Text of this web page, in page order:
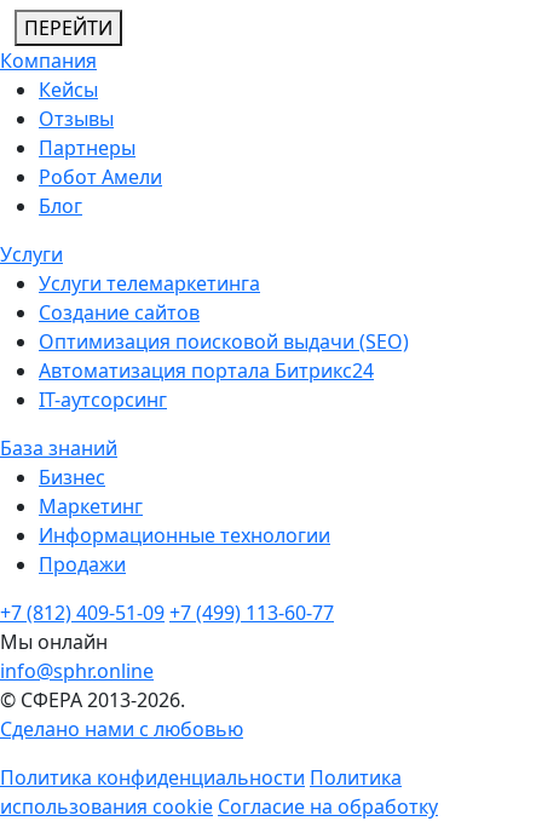
ПЕРЕЙТИ
Компания
Кейсы
Отзывы
Партнеры
Робот Амели
Блог
Услуги
Услуги телемаркетинга
Создание сайтов
Оптимизация поисковой выдачи (SEO)
Автоматизация портала Битрикс24
IT-аутсорсинг
База знаний
Бизнес
Маркетинг
Информационные технологии
Продажи
+7 (812) 409-51-09+7 (499) 113-60-77
Мы онлайн
info@sphr.online
© СФЕРА 2013-2026.
Сделано нами с любовью
Политика конфиденциальности Политика
использования cookie Согласие на обработку